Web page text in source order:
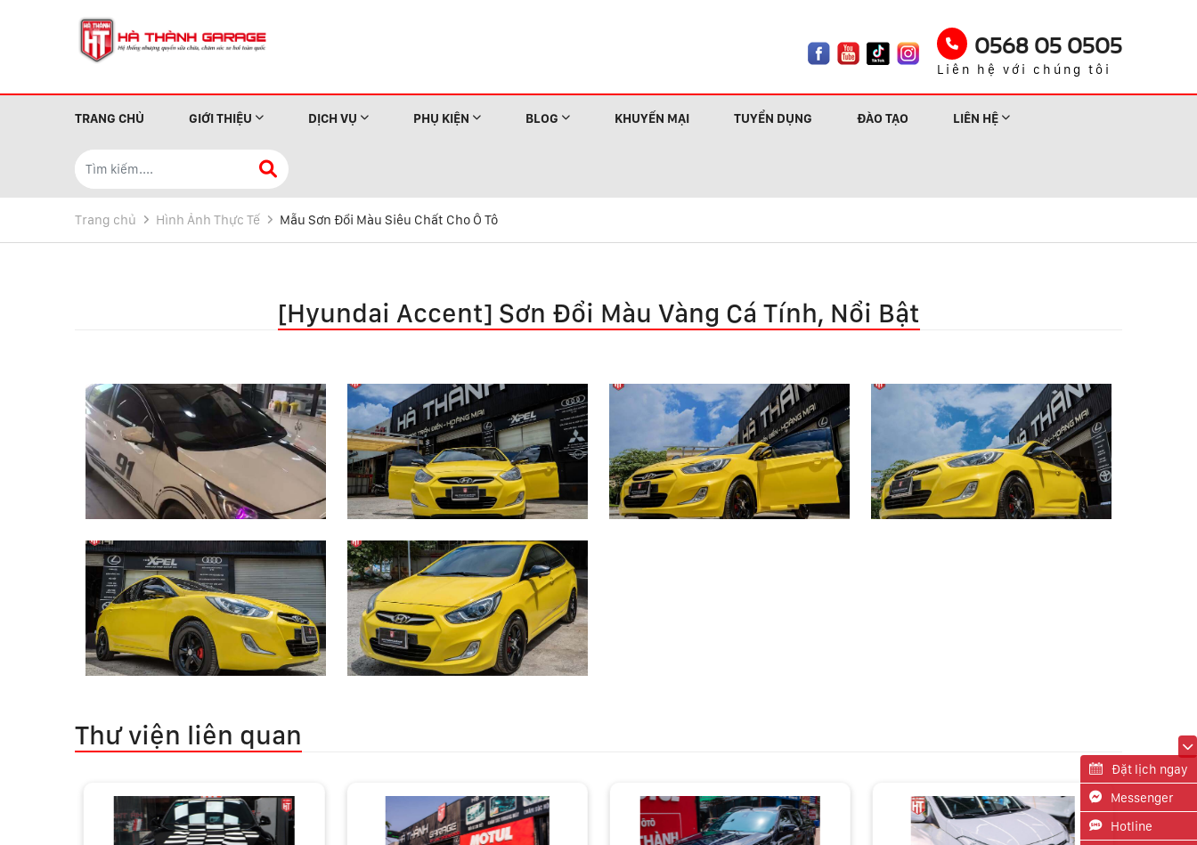
0568 05 0505
Liên hệ với chúng tôi
TRANG CHỦ GIỚI THIỆU DỊCH VỤ PHỤ KIỆN BLOG KHUYẾN MẠI TUYỂN DỤNG ĐÀO TẠO LIÊN HỆ
Trang chủ Hình Ảnh Thực Tế Mẫu Sơn Đổi Màu Siêu Chất Cho Ô Tô
[Hyundai Accent] Sơn Đổi Màu Vàng Cá Tính, Nổi Bật
Thư viện liên quan
Đặt lịch ngay
Messenger
Hotline